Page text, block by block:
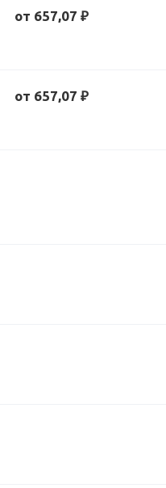
от 657,07 ₽
от 657,07 ₽